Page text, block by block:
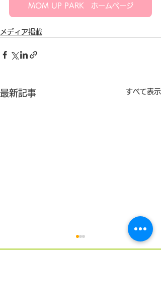
MOM UP PARK ホームページ
メディア掲載
最新記事 すべて表示
日本経済新聞地方版に岩